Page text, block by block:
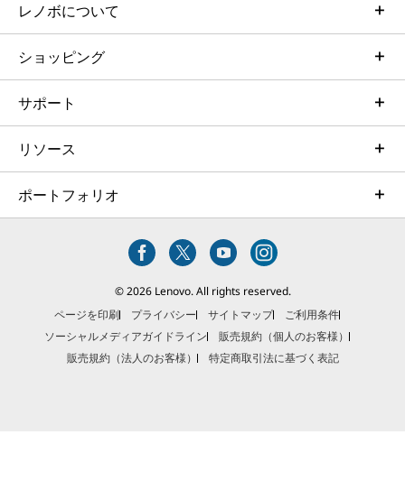
レノボについて
ショッピング
サポート
リソース
ポートフォリオ
© 2026 Lenovo. All rights reserved.
ページを印刷
プライバシー サイトマップ
ご利用条件
ソーシャルメディアガイドライン
販売規約（個人のお客様）
販売規約（法人のお客様）
特定商取引法に基づく表記